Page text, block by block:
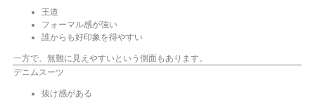
王道
フォーマル感が強い
誰からも好印象を得やすい
一方で、無難に見えやすいという側面もあります。
デニムスーツ
抜け感がある